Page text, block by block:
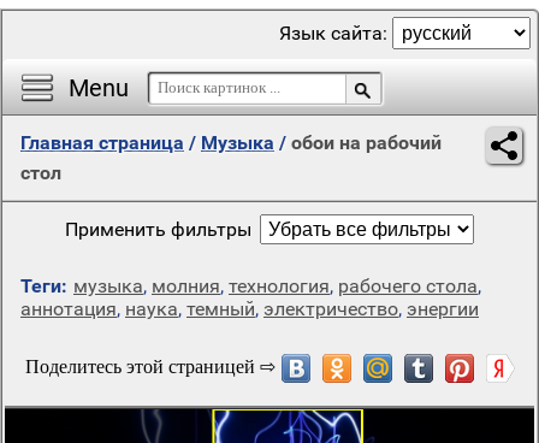
Menu
Язык сайта:
Главная страница / Музыка / обои на рабочий
стол
Применить фильтры
Теги: музыка, молния, технология, рабочего стола,
аннотация, наука, темный, электричество, энергии